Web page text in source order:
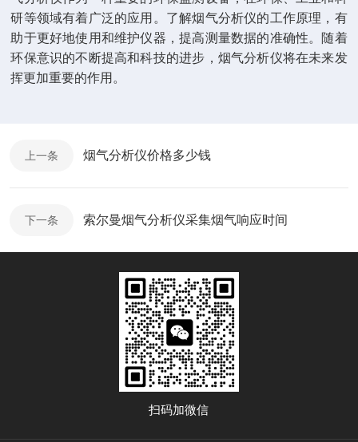
研等领域有着广泛的应用。了解烟气分析仪的工作原理，有
助于更好地使用和维护仪器，提高测量数据的准确性。随着
环保意识的不断提高和科技的进步，烟气分析仪将在未来发
挥更加重要的作用。
上一条 烟气分析仪价格多少钱
下一条 索尔曼烟气分析仪采集烟气响应时间
扫码加微信